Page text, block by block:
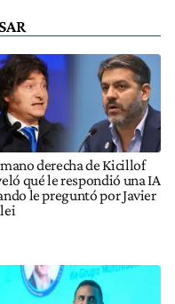
derecha de Kicillof
qué le respondió una IA
le preguntó por Javier